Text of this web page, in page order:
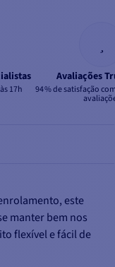
17h
Avaliações
94 % de satisfação
este
manter bem nos
flexível e fácil de